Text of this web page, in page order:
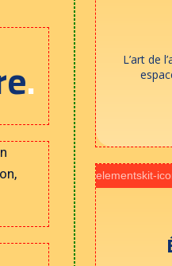
.
L’art de
elementskit-